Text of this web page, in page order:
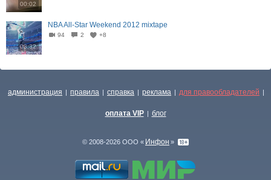
00:02
03:32
NBA All-Star Weekend 2012 mixtape
94 2 +8
администрация | правила | справка | реклама | для правообладателей |
оплата VIP | блог
© 2008-2026 ООО « Инфон »